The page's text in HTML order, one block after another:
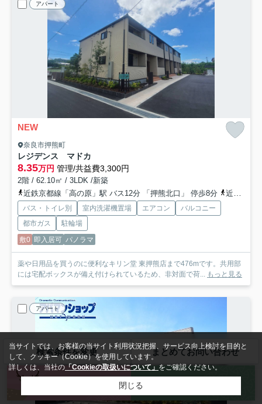
アパート
NEW
奈良市押熊町
レジデンス マドカ
8.35万円 管理/共益費3,300円
2階 / 62.10㎡ / 3LDK /新築
近鉄京都線「高の原」駅 バス12分 「押熊北口」 停歩8分
近鉄京都線「大和西大寺」駅 徒歩40分
バス・トイレ別 室内洗濯機置場 エアコン
バルコニー
都市ガス
駐輪場
敷0 即入居可 パノラマ
薬や日用品を買うのに便利なキリン堂 東押熊店まで476mです。共用部
には宅配ボックスが備え付けられているため、非対面で荷... もっと見る
アパート
検索条件を変更 まとめてお問い合わせ
来店予約 お問い合わせ
当サイトでは、お客様の当サイト利用状況把握、サービス向上検討を目的と
して、クッキー（Cookie）を使用しています。
詳しくは、当社の 「Cookieの取扱いについて」 をご確認ください。
閉じる